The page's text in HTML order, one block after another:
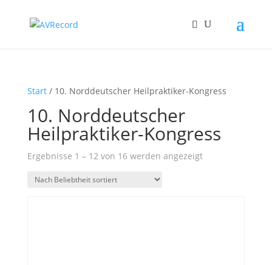
Start/ 10. Norddeutscher Heilpraktiker-Kongress
10. Norddeutscher
Heilpraktiker-Kongress
Ergebnisse 1 – 12 von 16 werden angezeigtNach